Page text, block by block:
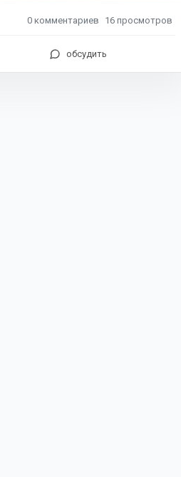
0 комментариев 16 просмотров
обсудить